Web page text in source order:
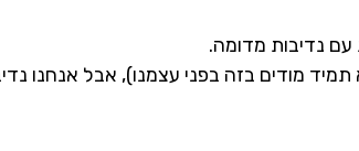
נדיבות מדומה.
מודים בזה בפני עצמנו), אבל אנחנו